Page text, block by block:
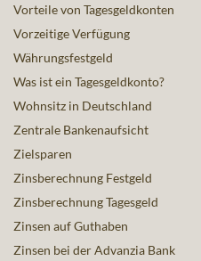
Vorteile von Tagesgeldkonten
Vorzeitige Verfügung
Währungsfestgeld
Was ist ein Tagesgeldkonto?
Wohnsitz in Deutschland
Zentrale Bankenaufsicht
Zielsparen
Zinsberechnung Festgeld
Zinsberechnung Tagesgeld
Zinsen auf Guthaben
Zinsen bei der Advanzia Bank